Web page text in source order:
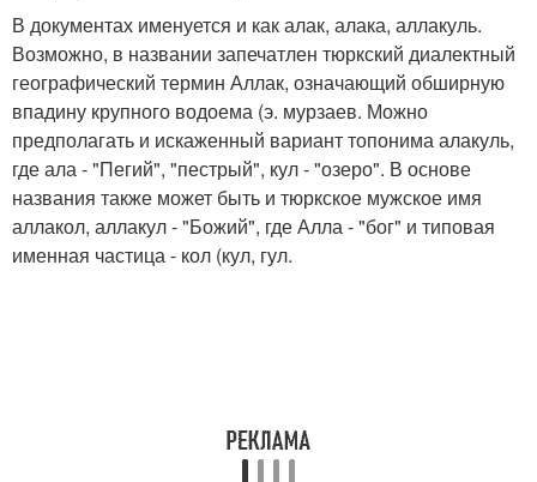
В документах именуется и как алак, алака, аллакуль.
Возможно, в названии запечатлен тюркский диалектный
географический термин Аллак, означающий обширную
впадину крупного водоема (э. мурзаев. Можно
предполагать и искаженный вариант топонима алакуль,
где ала - "Пегий", "пестрый", кул - "озеро". В основе
названия также может быть и тюркское мужское имя
аллакол, аллакул - "Божий", где Алла - "бог" и типовая
именная частица - кол (кул, гул.